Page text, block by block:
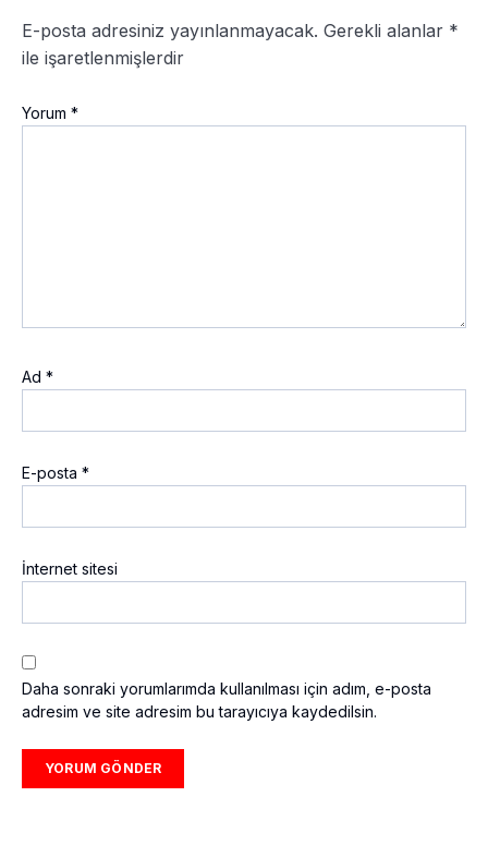
E-posta adresiniz yayınlanmayacak. Gerekli alanlar *
ile işaretlenmişlerdir
Yorum *
Ad *
E-posta *
İnternet sitesi
Daha sonraki yorumlarımda kullanılması için adım, e-posta
adresim ve site adresim bu tarayıcıya kaydedilsin.